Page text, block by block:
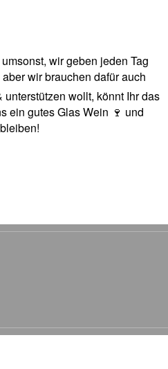
wir geben jeden Tag
wir brauchen dafür auch
wollt, könnt Ihr das
ein gutes Glas Wein 🍷 und